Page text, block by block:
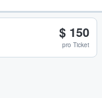
$ 150
pro Ticket